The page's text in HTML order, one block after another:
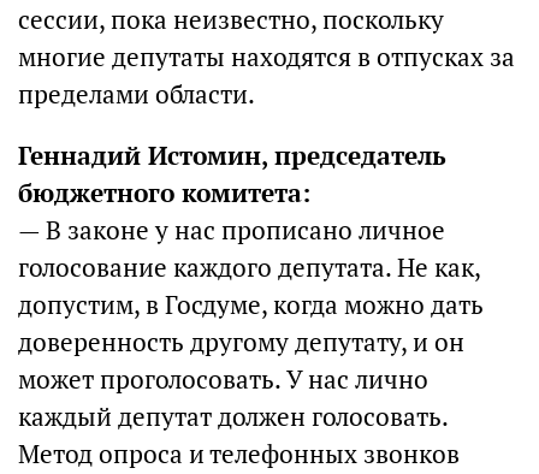
сессии, пока неизвестно, поскольку
многие депутаты находятся в отпусках за
пределами области.
Геннадий Истомин, председатель
бюджетного комитета:
— В законе у нас прописано личное
голосование каждого депутата. Не как,
допустим, в Госдуме, когда можно дать
доверенность другому депутату, и он
может проголосовать. У нас лично
каждый депутат должен голосовать.
Метод опроса и телефонных звонков